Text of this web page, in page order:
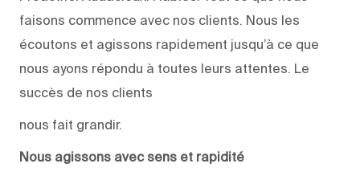
faisons commence avec nos clients. Nous les
écoutons et agissons rapidement jusqu’à ce que
nous ayons répondu à toutes leurs attentes. Le
succès de nos clients
nous fait grandir.
Nous agissons avec sens et rapidité